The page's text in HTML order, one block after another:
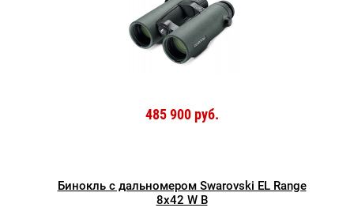
485 900 руб.
Бинокль с дальномером Swarovski EL Range
8x42 W B